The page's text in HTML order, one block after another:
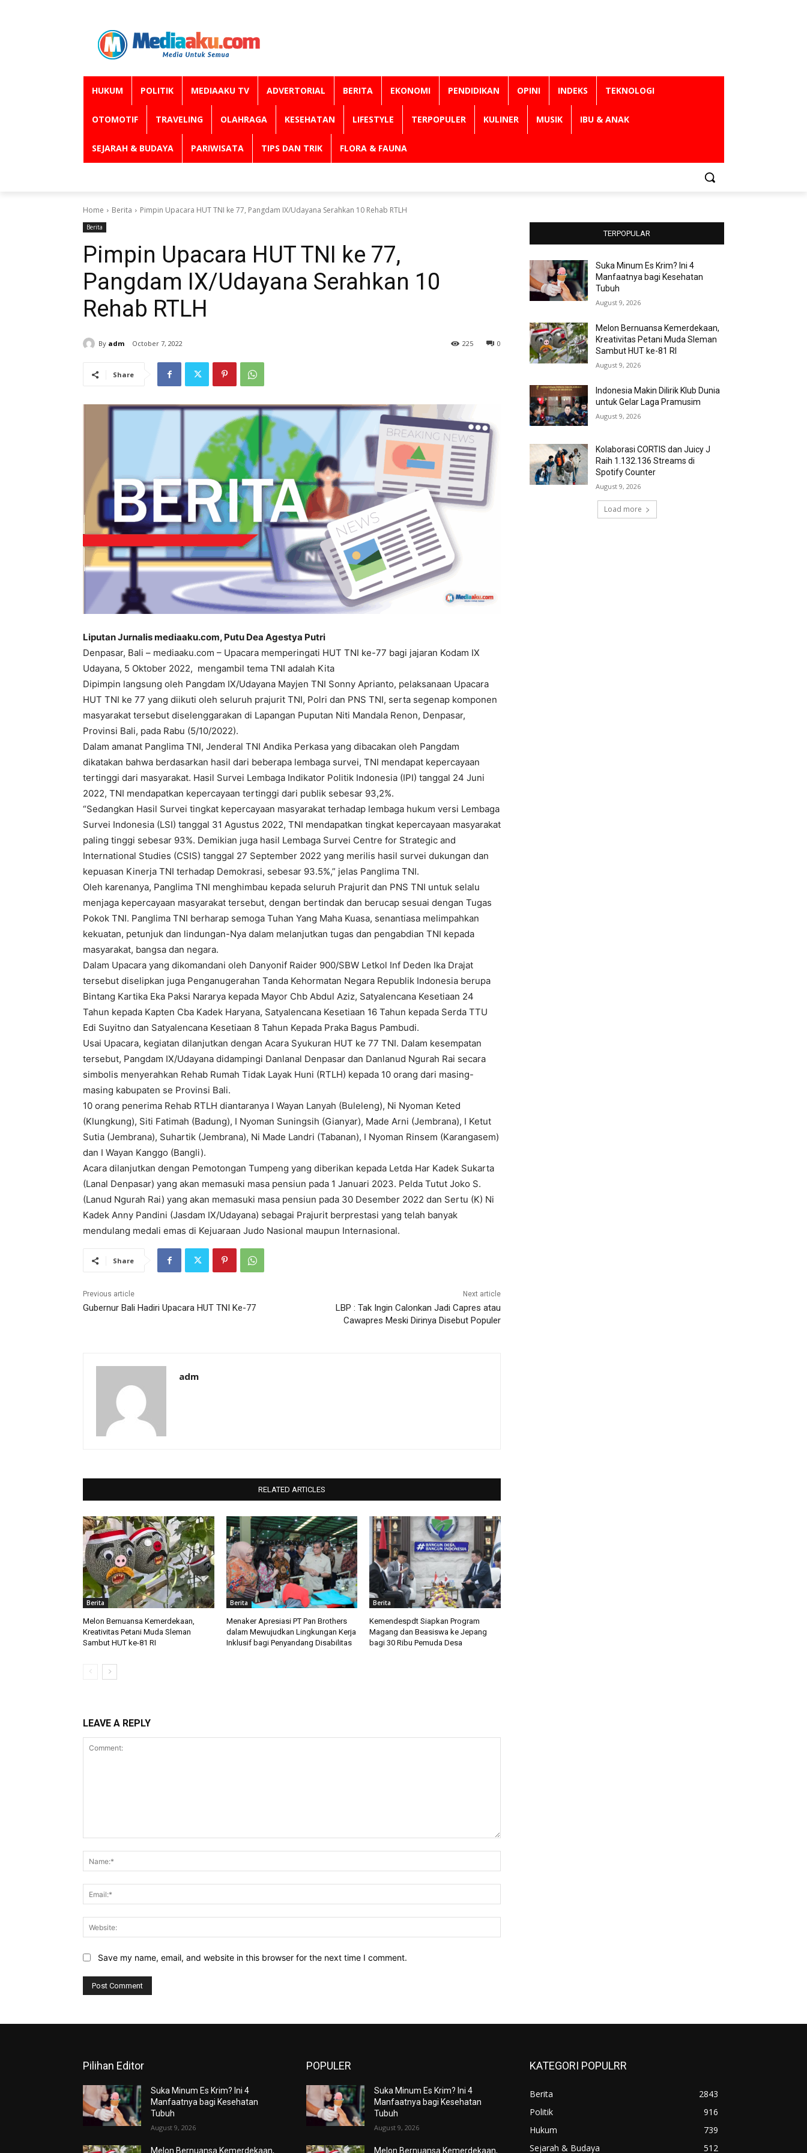
HUKUM POLITIK MEDIAAKU TV ADVERTORIAL BERITA EKONOMI PENDIDIKAN OPINI INDEKS TEKNOLOGI
OTOMOTIF TRAVELING OLAHRAGA KESEHATAN LIFESTYLE TERPOPULER KULINER MUSIK IBU & ANAK
SEJARAH & BUDAYA PARIWISATA TIPS DAN TRIK FLORA & FAUNA
Home Berita Pimpin Upacara HUT TNI ke 77, Pangdam IX/Udayana Serahkan 10 Rehab RTLH
Berita
Pimpin Upacara HUT TNI ke 77,
Pangdam IX/Udayana Serahkan 10
Rehab RTLH
By adm October 7, 2022 0
225
Share
Liputan Jurnalis mediaaku.com, Putu Dea Agestya Putri
Denpasar, Bali – mediaaku.com – Upacara memperingati HUT TNI ke-77 bagi jajaran Kodam IX
Udayana, 5 Oktober 2022, mengambil tema TNI adalah Kita
Dipimpin langsung oleh Pangdam IX/Udayana Mayjen TNI Sonny Aprianto, pelaksanaan Upacara
HUT TNI ke 77 yang diikuti oleh seluruh prajurit TNI, Polri dan PNS TNI, serta segenap komponen
masyarakat tersebut diselenggarakan di Lapangan Puputan Niti Mandala Renon, Denpasar,
Provinsi Bali, pada Rabu (5/10/2022).
Dalam amanat Panglima TNI, Jenderal TNI Andika Perkasa yang dibacakan oleh Pangdam
dikatakan bahwa berdasarkan hasil dari beberapa lembaga survei, TNI mendapat kepercayaan
tertinggi dari masyarakat. Hasil Survei Lembaga Indikator Politik Indonesia (IPI) tanggal 24 Juni
2022, TNI mendapatkan kepercayaan tertinggi dari publik sebesar 93,2%.
“Sedangkan Hasil Survei tingkat kepercayaan masyarakat terhadap lembaga hukum versi Lembaga
Survei Indonesia (LSI) tanggal 31 Agustus 2022, TNI mendapatkan tingkat kepercayaan masyarakat
paling tinggi sebesar 93%. Demikian juga hasil Lembaga Survei Centre for Strategic and
International Studies (CSIS) tanggal 27 September 2022 yang merilis hasil survei dukungan dan
kepuasan Kinerja TNI terhadap Demokrasi, sebesar 93.5%,” jelas Panglima TNI.
Oleh karenanya, Panglima TNI menghimbau kepada seluruh Prajurit dan PNS TNI untuk selalu
menjaga kepercayaan masyarakat tersebut, dengan bertindak dan berucap sesuai dengan Tugas
Pokok TNI. Panglima TNI berharap semoga Tuhan Yang Maha Kuasa, senantiasa melimpahkan
kekuatan, petunjuk dan lindungan-Nya dalam melanjutkan tugas dan pengabdian TNI kepada
masyarakat, bangsa dan negara.
Dalam Upacara yang dikomandani oleh Danyonif Raider 900/SBW Letkol Inf Deden Ika Drajat
tersebut diselipkan juga Penganugerahan Tanda Kehormatan Negara Republik Indonesia berupa
Bintang Kartika Eka Paksi Nararya kepada Mayor Chb Abdul Aziz, Satyalencana Kesetiaan 24
Tahun kepada Kapten Cba Kadek Haryana, Satyalencana Kesetiaan 16 Tahun kepada Serda TTU
Edi Suyitno dan Satyalencana Kesetiaan 8 Tahun Kepada Praka Bagus Pambudi.
Usai Upacara, kegiatan dilanjutkan dengan Acara Syukuran HUT ke 77 TNI. Dalam kesempatan
tersebut, Pangdam IX/Udayana didampingi Danlanal Denpasar dan Danlanud Ngurah Rai secara
simbolis menyerahkan Rehab Rumah Tidak Layak Huni (RTLH) kepada 10 orang dari masing-
masing kabupaten se Provinsi Bali.
10 orang penerima Rehab RTLH diantaranya I Wayan Lanyah (Buleleng), Ni Nyoman Keted
(Klungkung), Siti Fatimah (Badung), I Nyoman Suningsih (Gianyar), Made Arni (Jembrana), I Ketut
Sutia (Jembrana), Suhartik (Jembrana), Ni Made Landri (Tabanan), I Nyoman Rinsem (Karangasem)
dan I Wayan Kanggo (Bangli).
Acara dilanjutkan dengan Pemotongan Tumpeng yang diberikan kepada Letda Har Kadek Sukarta
(Lanal Denpasar) yang akan memasuki masa pensiun pada 1 Januari 2023. Pelda Tutut Joko S.
(Lanud Ngurah Rai) yang akan memasuki masa pensiun pada 30 Desember 2022 dan Sertu (K) Ni
Kadek Anny Pandini (Jasdam IX/Udayana) sebagai Prajurit berprestasi yang telah banyak
mendulang medali emas di Kejuaraan Judo Nasional maupun Internasional.
Share
Previous article
Gubernur Bali Hadiri Upacara HUT TNI Ke-77
Next article
LBP : Tak Ingin Calonkan Jadi Capres atau
Cawapres Meski Dirinya Disebut Populer
adm
RELATED ARTICLES
Berita
Melon Bernuansa Kemerdekaan,
Kreativitas Petani Muda Sleman
Sambut HUT ke-81 RI
Berita
Menaker Apresiasi PT Pan Brothers
dalam Mewujudkan Lingkungan Kerja
Inklusif bagi Penyandang Disabilitas
Berita
Kemendespdt Siapkan Program
Magang dan Beasiswa ke Jepang
bagi 30 Ribu Pemuda Desa
LEAVE A REPLY
Save my name, email, and website in this browser for the next time I comment.
TERPOPULAR
Suka Minum Es Krim? Ini 4
Manfaatnya bagi Kesehatan
Tubuh
August 9, 2026
Melon Bernuansa Kemerdekaan,
Kreativitas Petani Muda Sleman
Sambut HUT ke-81 RI
August 9, 2026
Indonesia Makin Dilirik Klub Dunia
untuk Gelar Laga Pramusim
August 9, 2026
Kolaborasi CORTIS dan Juicy J
Raih 1.132.136 Streams di
Spotify Counter
August 9, 2026
Load more
Pilihan Editor
Suka Minum Es Krim? Ini 4
Manfaatnya bagi Kesehatan
Tubuh
August 9, 2026
Melon Bernuansa Kemerdekaan,
POPULER
Suka Minum Es Krim? Ini 4
Manfaatnya bagi Kesehatan
Tubuh
August 9, 2026
Melon Bernuansa Kemerdekaan,
KATEGORI POPULRR
Berita
2843
Politik
916
Hukum
739
Sejarah & Budaya
512